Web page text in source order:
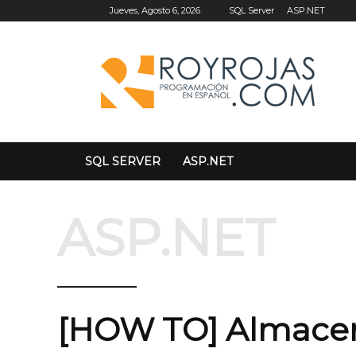
Jueves, Agosto 6, 2026 SQL Server ASP.NET
SQL SERVER ASP.NET
ASP.NET
[HOW TO]